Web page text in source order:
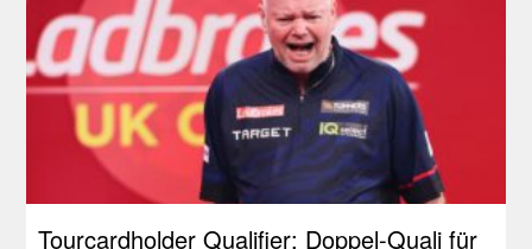
Tourcardholder Qualifier: Doppel-Quali für